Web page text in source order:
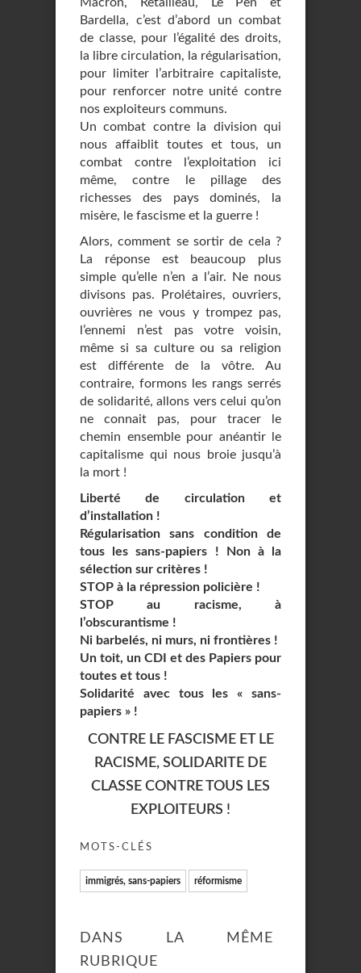
Bardella, c’est d’abord un combat
de classe, pour l’égalité des droits,
la libre circulation, la régularisation,
pour limiter l’arbitraire capitaliste,
pour renforcer notre unité contre
nos exploiteurs communs.
Un combat contre la division qui
nous affaiblit toutes et tous, un
combat contre l’exploitation ici
même, contre le pillage des
richesses des pays dominés, la
misère, le fascisme et la guerre !
Alors, comment se sortir de cela ?
La réponse est beaucoup plus
simple qu’elle n’en a l’air. Ne nous
divisons pas. Prolétaires, ouvriers,
ouvrières ne vous y trompez pas,
l’ennemi n’est pas votre voisin,
même si sa culture ou sa religion
est différente de la vôtre. Au
contraire, formons les rangs serrés
de solidarité, allons vers celui qu’on
ne connait pas, pour tracer le
chemin ensemble pour anéantir le
capitalisme qui nous broie jusqu’à
la mort !
Liberté de circulation et
d’installation !
Régularisation sans condition de
tous les sans-papiers ! Non à la
sélection sur critères !
STOP à la répression policière !
STOP au racisme, à
l’obscurantisme !
Ni barbelés, ni murs, ni frontières !
Un toit, un CDI et des Papiers pour
toutes et tous !
Solidarité avec tous les « sans-
papiers » !
CONTRE LE FASCISME ET LE
RACISME, SOLIDARITE DE
CLASSE CONTRE TOUS LES
EXPLOITEURS !
MOTS-CLÉS
immigrés, sans-papiers réformisme
DANS LA MÊME
RUBRIQUE